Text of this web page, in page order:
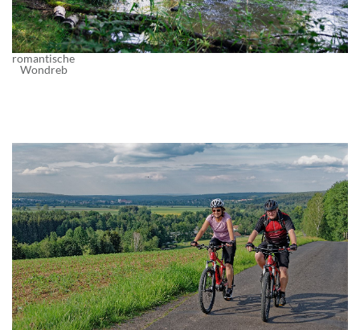
romantische
Wondreb